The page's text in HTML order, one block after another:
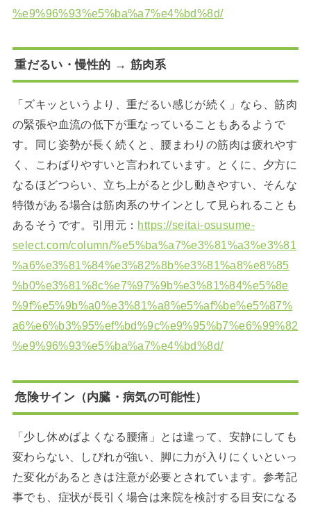
%e9%96%93%e5%ba%a7%e4%bd%8d/
重だるい・慢性的 → 筋肉系
「ズキッというより、重だるい感じが続く」なら、筋肉
の緊張や血流の低下が重なっていることもあるようで
す。同じ姿勢が長く続くと、腰まわりの筋肉は疲れやす
く、こわばりやすいと言われています。とくに、夕方に
なるほどつらい、立ち上がると少し動きやすい、そんな
特徴がある場合は筋肉系のサインとして見られることも
あるそうです。引用元： https://seitai-osusume-
select.com/column/%e5%ba%a7%e3%81%a3%e3%81
%a6%e3%81%84%e3%82%8b%e3%81%a8%e8%85
%b0%e3%81%8c%e7%97%9b%e3%81%84%e5%8e
%9f%e5%9b%a0%e3%81%a8%e5%af%be%e5%87%
a6%e6%b3%95%ef%bd%9c%e9%95%b7%e6%99%82
%e9%96%93%e5%ba%a7%e4%bd%8d/
危険サイン（内臓・病気の可能性）
「少し休めばよくなる腰痛」とは違って、安静にしても
変わらない、しびれが強い、脚に力が入りにくいといっ
た変化があるときは注意が必要とされています。参考記
事でも、症状が長引く場合は来院を検討する目安になる